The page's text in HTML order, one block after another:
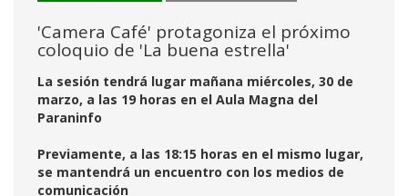
'Camera Café' protagoniza el próximo
coloquio de 'La buena estrella'
La sesión tendrá lugar mañana miércoles, 30 de
marzo, a las 19 horas en el Aula Magna del
Paraninfo
Previamente, a las 18:15 horas en el mismo lugar,
se mantendrá un encuentro con los medios de
comunicación